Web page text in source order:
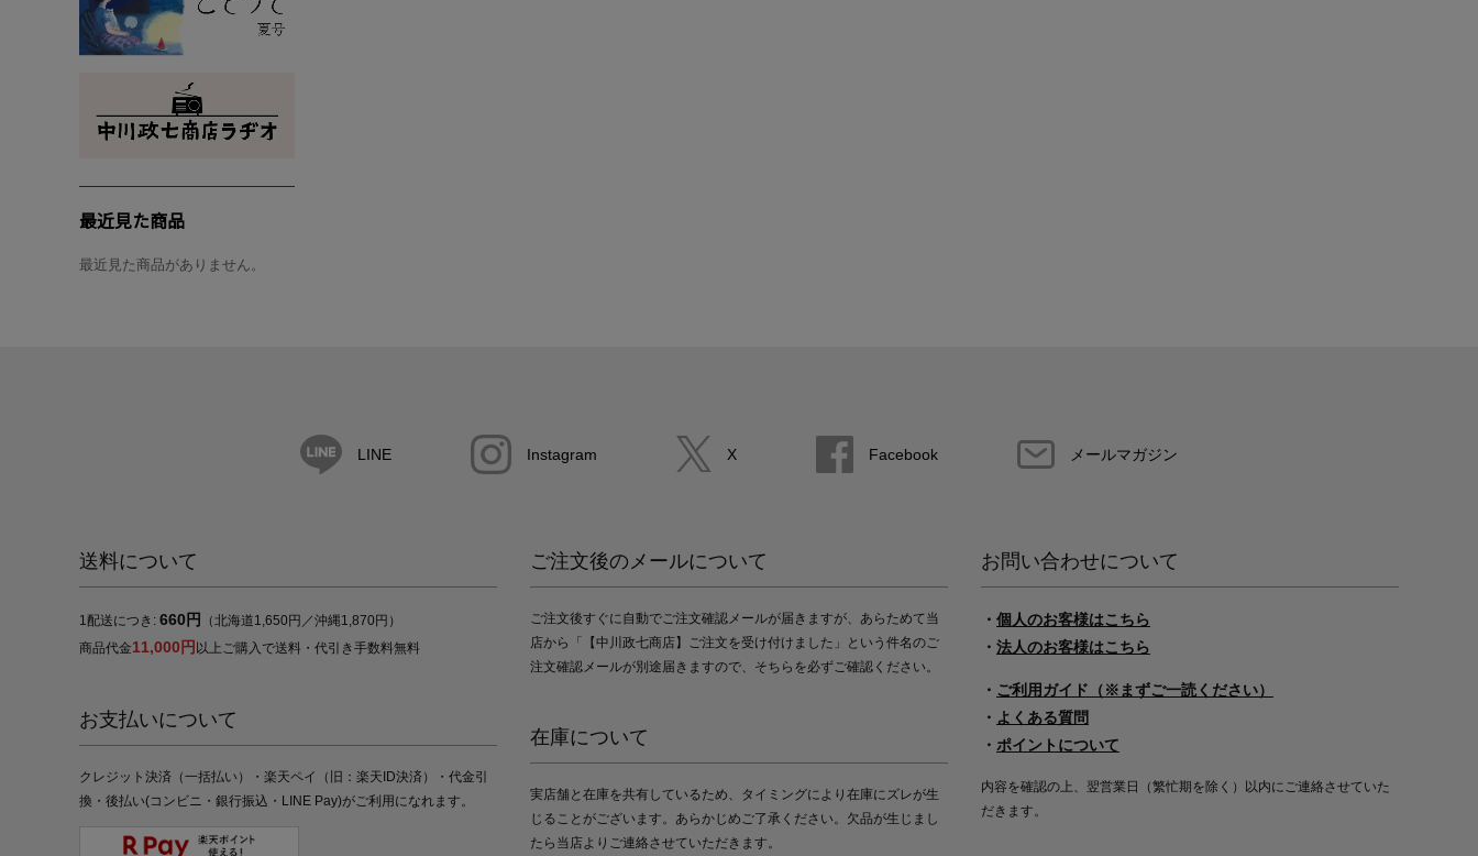
最近見た商品
最近見た商品がありません。
LINE Instagram X Facebook メールマガジン
送料について
1配送につき: 660円
（北海道1,650円／沖縄1,870円）
商品代金11,000円 以上ご購入で送料・代引き手数料無料
お支払いについて
クレジット決済（一括払い）・楽天ペイ（旧：楽天ID決済）・代金引
換・後払い(コンビニ・銀行振込・LINE Pay)がご利用になれます。
ご注文後のメールについて
ご注文後すぐに自動でご注文確認メールが届きますが、あらためて当
店から「【中川政七商店】ご注文を受け付けました」という件名のご
注文確認メールが別途届きますので、そちらを必ずご確認ください。
在庫について
実店舗と在庫を共有しているため、タイミングにより在庫にズレが生
じることがございます。あらかじめご了承ください。欠品が生じまし
たら当店よりご連絡させていただきます。
お問い合わせについて
・ 個人のお客様はこちら
・ 法人のお客様はこちら
・ ご利用ガイド（※まずご一読ください）
・ よくある質問
・ ポイントについて
内容を確認の上、翌営業日（繁忙期を除く）以内にご連絡させていた
だきます。